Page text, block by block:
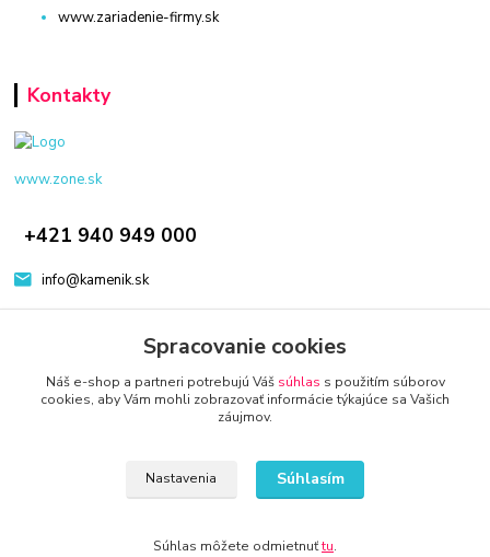
www.zariadenie-firmy.sk
Kontakty
www.zone.sk
+421 940 949 000
info@kamenik.sk
Eshop-rychlo.sk
Spracovanie cookies
Náš e-shop a partneri potrebujú Váš súhlas s použitím súborov
cookies, aby Vám mohli zobrazovať informácie týkajúce sa Vašich
záujmov.
Nastavenia Súhlasím
Súhlas môžete odmietnuťtu.